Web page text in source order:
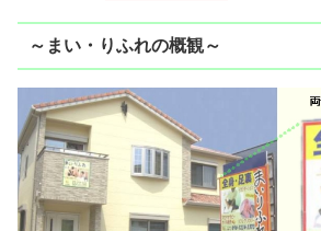
～まい・りふれの概観～